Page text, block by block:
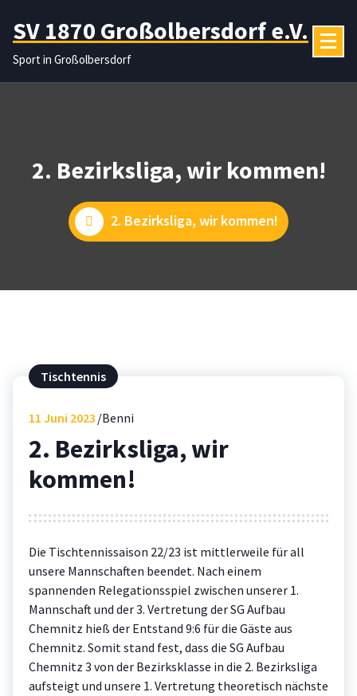
Inhalt
springen
SV 1870 Großolbersdorf e.V.
Sport in Großolbersdorf
2. Bezirksliga, wir kommen!
2. Bezirksliga, wir kommen!
Tischtennis
11 Juni 2023 Benni
2. Bezirksliga, wir
kommen!
Die Tischtennissaison 22/23 ist mittlerweile für all
unsere Mannschaften beendet. Nach einem
spannenden Relegationsspiel zwischen unserer 1.
Mannschaft und der 3. Vertretung der SG Aufbau
Chemnitz hieß der Entstand 9:6 für die Gäste aus
Chemnitz. Somit stand fest, dass die SG Aufbau
Chemnitz 3 von der Bezirksklasse in die 2. Bezirksliga
aufsteigt und unsere 1. Vertretung theoretisch nächste